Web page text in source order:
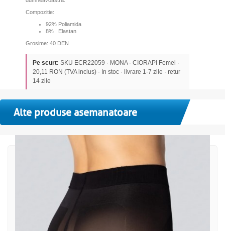
Compozitie:
92% Poliamida
8% Elastan
Grosime: 40 DEN
Pe scurt: SKU ECR22059 · MONA · CIORAPI Femei ·
20,11 RON (TVA inclus) · In stoc · livrare 1-7 zile · retur
14 zile
Alte produse asemanatoare